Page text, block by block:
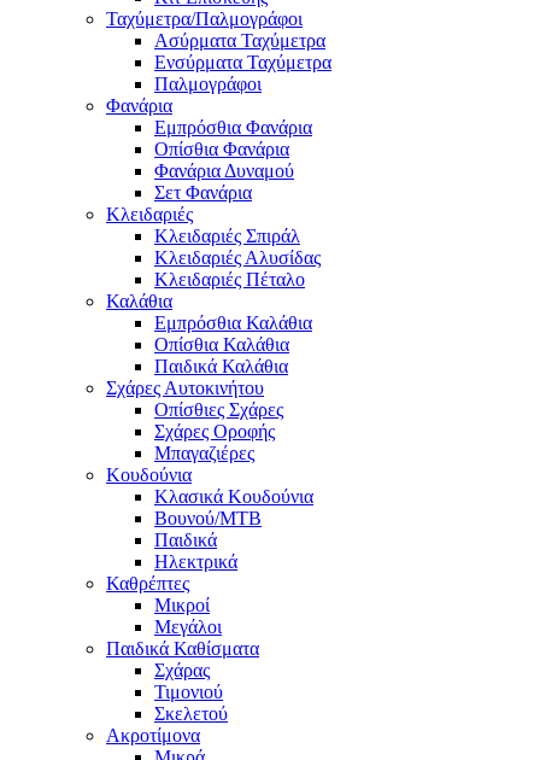
Ταχύμετρα/Παλμογράφοι
Ασύρματα Ταχύμετρα
Ενσύρματα Ταχύμετρα
Παλμογράφοι
Φανάρια
Εμπρόσθια Φανάρια
Οπίσθια Φανάρια
Φανάρια Δυναμού
Σετ Φανάρια
Κλειδαριές
Κλειδαριές Σπιράλ
Κλειδαριές Αλυσίδας
Κλειδαριές Πέταλο
Καλάθια
Εμπρόσθια Καλάθια
Οπίσθια Καλάθια
Παιδικά Καλάθια
Σχάρες Αυτοκινήτου
Οπίσθιες Σχάρες
Σχάρες Οροφής
Μπαγαζιέρες
Κουδούνια
Κλασικά Κουδούνια
Βουνού/MTB
Παιδικά
Ηλεκτρικά
Καθρέπτες
Μικροί
Μεγάλοι
Παιδικά Καθίσματα
Σχάρας
Τιμονιού
Σκελετού
Ακροτίμονα